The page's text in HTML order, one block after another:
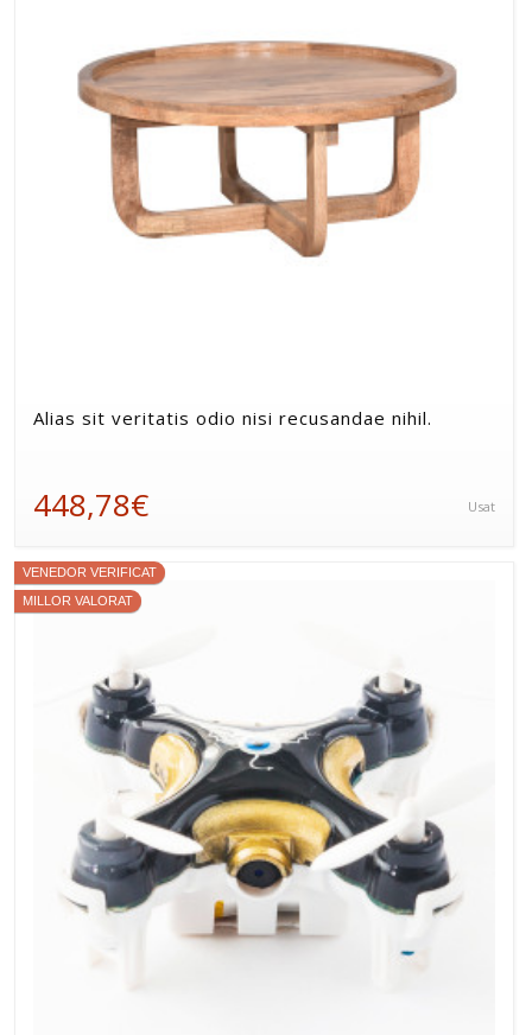
Alias sit veritatis odio nisi recusandae nihil.
448,78€ Usat
VENEDOR VERIFICAT
MILLOR VALORAT